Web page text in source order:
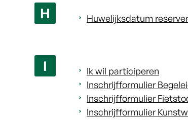
H Huwelijksdatum
I
Ik wil participeren
Inschrijfformulier
Inschrijfformulier
Inschrijfformulier